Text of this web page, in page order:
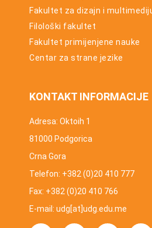
Fakultet za dizajn i
Filološki fakultet
Fakultet primijenjene nauke
Centar za strane jezike
KONTAKT INFORMACIJE
Adresa: Oktoih 1
81000 Podgorica
Crna Gora
Telefon: +382 (0)20 410 777
Fax: +382 (0)20 410 766
E-mail: udg[at]udg.edu.me